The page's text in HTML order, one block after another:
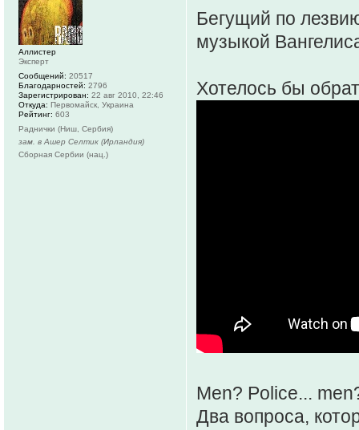
Бегущий по
музыкой
Хотелось бы
Men? Police...
Два вопроса,
Аллистер
Эксперт
Сообщений: 20517
Благодарностей: 2796
Зарегистрирован: 22 авг 2010, 22:46
Откуда: Первомайск, Украина
Рейтинг: 603
Раднички (Ниш, Сербия)
зам. в Ашер Селтик (Ирландия)
Сборная Сербии (нац.)